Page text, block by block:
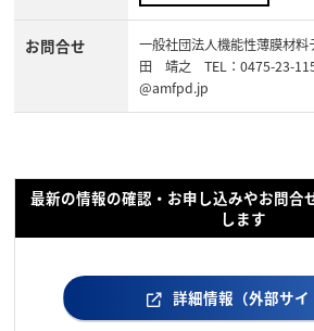
お問合せ
一般社団法人機能性薄膜材
田 靖之 TEL：0475-23-
@amfpd.jp
最新の情報の確認・お申し込みやお問合
します
詳細情報（外部サイ